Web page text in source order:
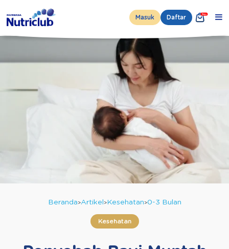
Masuk Daftar
Beranda Artikel Kesehatan 0-3 Bulan
Kesehatan